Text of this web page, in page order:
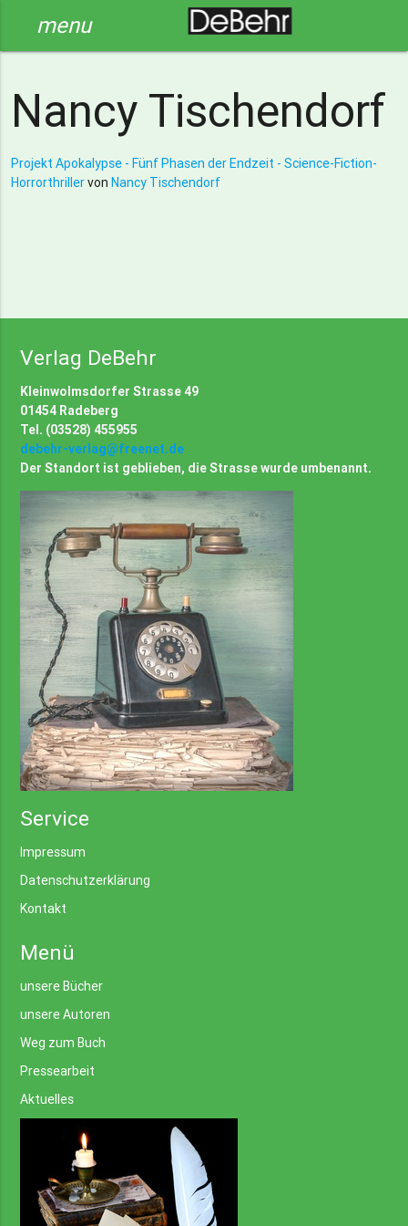
menu
Nancy Tischendorf
Projekt Apokalypse - Fünf Phasen der Endzeit - Science-Fiction-
Horrorthrillervon Nancy Tischendorf
Verlag DeBehr
Kleinwolmsdorfer Strasse 49
01454 Radeberg
Tel. (03528) 455955
debehr-verlag@freenet.de
Der Standort ist geblieben, die Strasse wurde umbenannt.
Service
Impressum
Datenschutzerklärung
Kontakt
Menü
unsere Bücher
unsere Autoren
Weg zum Buch
Pressearbeit
Aktuelles